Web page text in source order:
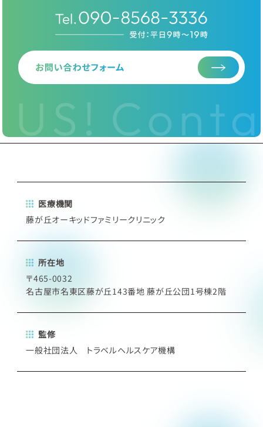
医療機関
藤が丘オーキッドファミリークリニック
所在地
〒465-0032
名古屋市名東区藤が丘143番地 藤が丘公団1号棟2階
監修
一般社団法人 トラベルヘルスケア機構